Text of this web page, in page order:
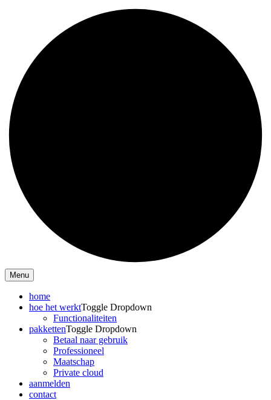
Menu
home
hoe het werktToggle Dropdown
Functionaliteiten
pakkettenToggle Dropdown
Betaal naar gebruik
Professioneel
Maatschap
Private cloud
aanmelden
contact